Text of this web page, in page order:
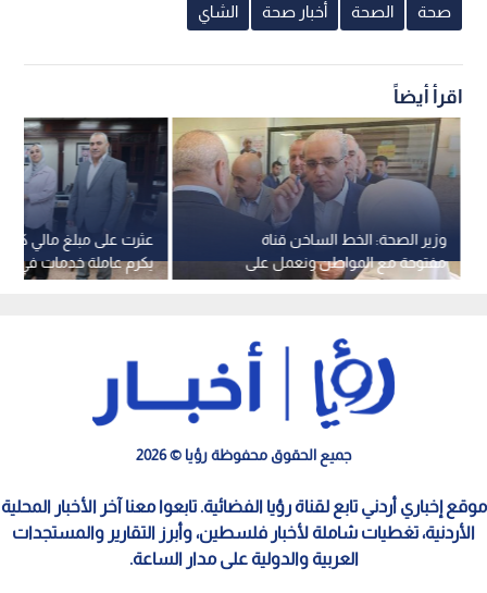
صحة الصحة أخبار صحة الشاي
اقرأ أيضاً
عثرت على مبلغ مالي
يكرم عاملة خدمات في
ويؤكد: "الأمانة نموذج
وزير الصحة: الخط الساخن قناة
مفتوحة مع المواطن ونعمل على
الاستماع لكل صوت
جميع الحقوق محفوظة رؤيا © 2026
موقع إخباري أردني تابع لقناة رؤيا الفضائية. تابعوا معنا آخر الأخبار المحلية
الأردنية، تغطيات شاملة لأخبار فلسطين، وأبرز التقارير والمستجدات
العربية والدولية على مدار الساعة.